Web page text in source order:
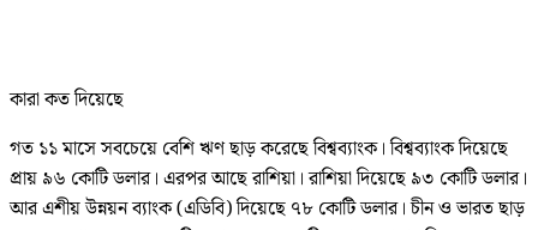
কারা কত দিয়েছে
গত ১১ মাসে সবচেয়ে বেশি ঋণ ছাড় করেছে বিশ্বব্যাংক। বিশ্বব্যাংক দিয়েছে
প্রায় ৯৬ কোটি ডলার। এরপর আছে রাশিয়া। রাশিয়া দিয়েছে ৯৩ কোটি ডলার।
আর এশীয় উন্নয়ন ব্যাংক (এডিবি) দিয়েছে ৭৮ কোটি ডলার। চীন ও ভারত ছাড়